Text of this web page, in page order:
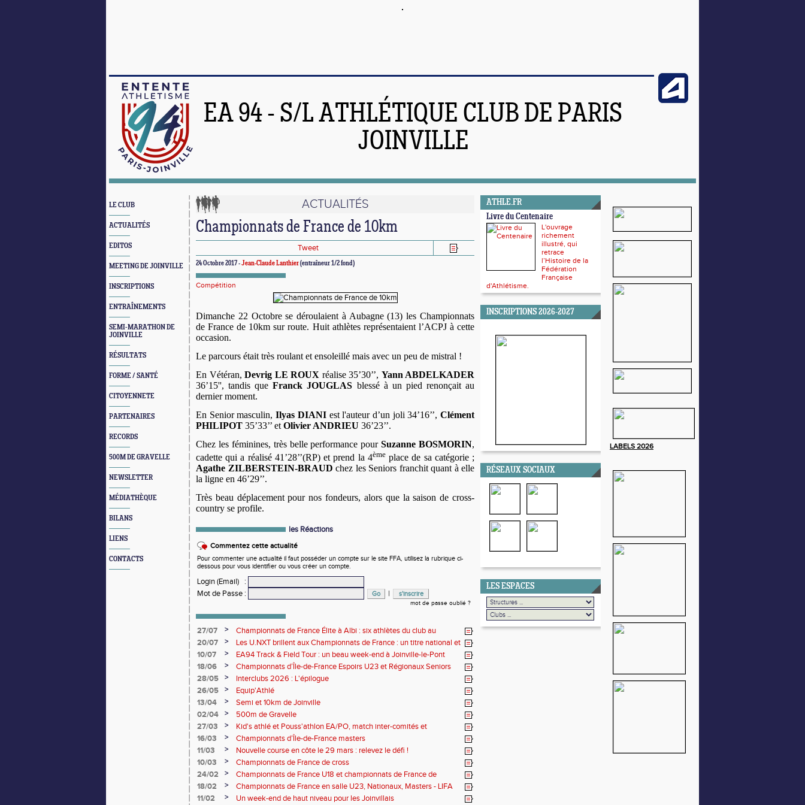
EA 94 - S/L ATHLÉTIQUE CLUB DE PARIS
JOINVILLE
LE CLUB
ACTUALITÉS
EDITOS
MEETING DE JOINVILLE
INSCRIPTIONS
ENTRAÎNEMENTS
SEMI-MARATHON DE
JOINVILLE
RÉSULTATS
FORME / SANTÉ
CITOYENNETE
PARTENAIRES
RECORDS
500M DE GRAVELLE
NEWSLETTER
MÉDIATHÈQUE
BILANS
LIENS
CONTACTS
ACTUALITÉS
Championnats de France de 10km
Tweet
24 Octobre 2017 -Jean-Claude Lanthier(entraîneur 1/2 fond)
Compétition
Dimanche 22 Octobre se déroulaient à Aubagne (13) les Championnats
de France de 10km sur route. Huit athlètes représentaient l’ACPJ à cette
occasion.
Le parcours était très roulant et ensoleillé mais avec un peu de mistral !
En Vétéran, Devrig LE ROUX réalise 35’30’’, Yann ABDELKADER
36’15'', tandis queFranck JOUGLAS blessé à un pied renonçait au
dernier moment.
En Senior masculin,Ilyas DIANIest l'auteur d’un joli 34’16’’,Clément
PHILIPOT 35’33’’ et Olivier ANDRIEU 36’23’’.
Chez les féminines, très belle performance pourSuzanne BOSMORIN,
cadette qui a réalisé 41’28’’(RP) et prend la 4èmeplace de sa catégorie ;
Agathe ZILBERSTEIN-BRAUD chez les Seniors franchit quant à elle
la ligne en 46’29’’.
Très beau déplacement pour nos fondeurs, alors que la saison de cross-
country se profile.
les Réactions
Commentez cette actualité
Pour commenter une actualité il faut posséder un compte sur le site FFA, utilisez la rubrique ci-
dessous pour vous identifier ou vous créer un compte.
Login (Email)
:
Mot de Passe : |
mot de passe oublié ?
27/07 >
Championnats de France Élite à Albi : six athlètes du club au
rendez-vous de l'élite nationale
20/07 >
Les U.NXT brillent aux Championnats de France : un titre national et
une pluie de performances
10/07 >
EA94 Track & Field Tour : un beau week-end à Joinville-le-Pont
18/06
>
Championnats d’Île-de-France Espoirs U23 et Régionaux Seniors
28/05
>
Interclubs 2026 : L'épilogue
26/05
>
Equip'Athlé
13/04
>
Semi et 10km de Joinville
02/04
>
500m de Gravelle
27/03
>
Kid's athlé et Pouss'athlon EA/PO, match inter-comités et
championnat LIFA épreuves combinées BE/MI
16/03 >
Championnats d’Île-de-France masters
11/03
>
Nouvelle course en côte le 29 mars : relevez le défi !
10/03
>
Championnats de France de cross
24/02
>
Championnats de France U18 et championnats de France de
Lancers Long
18/02 >
Championnats de France en salle U23, Nationaux, Masters - LIFA
de cross-country
11/02 >
Un week-end de haut niveau pour les Joinvillais
ATHLE.FR
Livre du Centenaire
L'ouvrage
richement
illustré, qui
retrace
l’Histoire de la
Fédération
Française
d'Athlétisme.
INSCRIPTIONS 2026-2027
RÉSEAUX SOCIAUX
LES ESPACES
LABELS 2026